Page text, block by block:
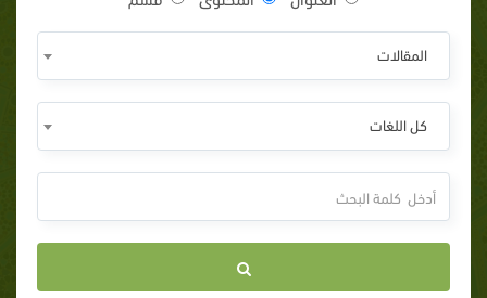
المقالات
كل اللغات